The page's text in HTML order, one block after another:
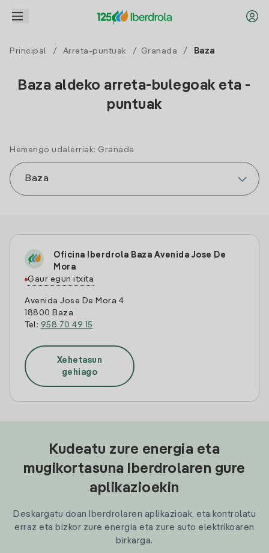
Principal / Arreta-puntuak / Granada / Baza
Baza aldeko arreta-bulegoak eta -
puntuak
Hemengo udalerriak: Granada
Oficina Iberdrola Baza Avenida Jose De
Mora
Gaur egun itxita
Avenida Jose De Mora 4
18800 Baza
Tel: 958 70 49 15
Xehetasun
gehiago
Kudeatu zure energia eta
mugikortasuna Iberdrolaren gure
aplikazioekin
Deskargatu doan Iberdrolaren aplikazioak, eta kontrolatu
erraz eta bizkor zure energia eta zure auto elektrikoaren
birkarga.